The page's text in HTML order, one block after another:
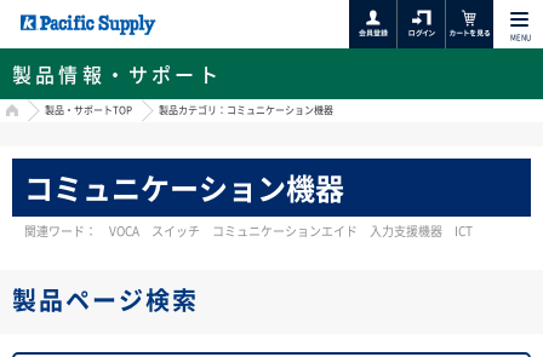
MENU
製品情報・サポート
HOME製品・サポートTOP 製品カテゴリ：コミュニケーション機器
コミュニケーション機器
関連ワード： VOCA スイッチ コミュニケーションエイド 入力支援機器 ICT
製品ページ検索